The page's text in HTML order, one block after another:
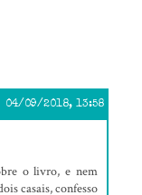
04/09/2018, 13:58
o livro, e nem
casais, confesso